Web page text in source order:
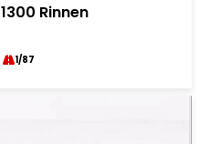
Rinnen
1/87